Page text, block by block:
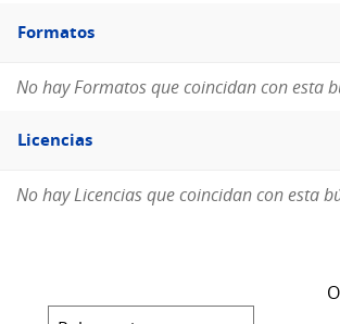
Filtro
Formatos
Formatos
No hay Formatos que coincidan con esta
Filtro
Licencias
Licencias
No hay Licencias que coincidan con esta